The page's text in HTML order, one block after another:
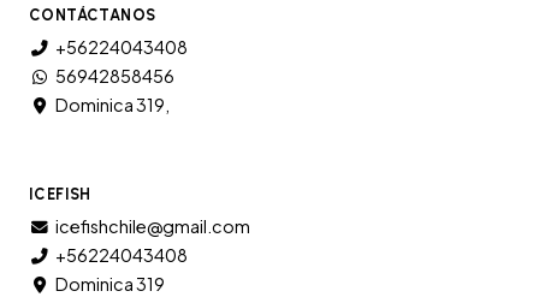
CONTÁCTANOS
+56224043408
56942858456
Dominica 319,
ICEFISH
icefishchile@gmail.com
+56224043408
Dominica 319